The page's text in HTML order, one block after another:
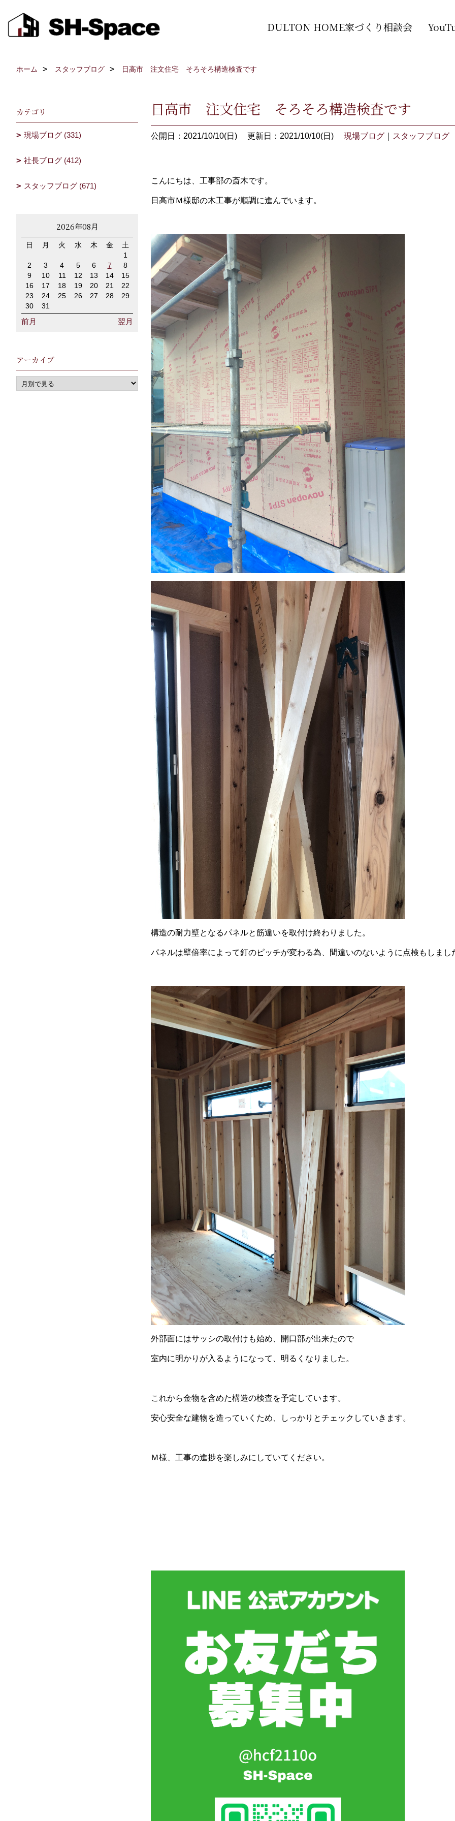
DULTON HOME家づくり相談会
ホーム スタッフブログ 日高市 注文住宅 そろそろ構造検査です
日高市 注文住宅 そろそろ構造検査です
公開日：2021/10/10(日) 更新日：2021/10/10(日) 現場ブログ スタッフブログ
こんにちは、工事部の斎木です。
日高市Ｍ様邸の木工事が順調に進んでいます。
構造の耐力壁となるパネルと筋違いを取付け終わりました。
パネルは壁倍率によって釘のピッチが変わる為、間違いのないように点検もしまし
外部面にはサッシの取付けも始め、開口部が出来たので
室内に明かりが入るようになって、明るくなりました。
これから金物を含めた構造の検査を予定しています。
安心安全な建物を造っていくため、しっかりとチェックしていきます。
Ｍ様、工事の進捗を楽しみにしていてください。
カテゴリ
現場ブログ (331)
社長ブログ (412)
スタッフブログ (671)
2026年08月
日 月 火 水 木 金
土
1
2
3 4 5 6 7
8
9
10 11 12 13 14
15
16
17 18 19 20 21
22
23
24 25 26 27 28
29
30
31
前月 翌月
アーカイブ